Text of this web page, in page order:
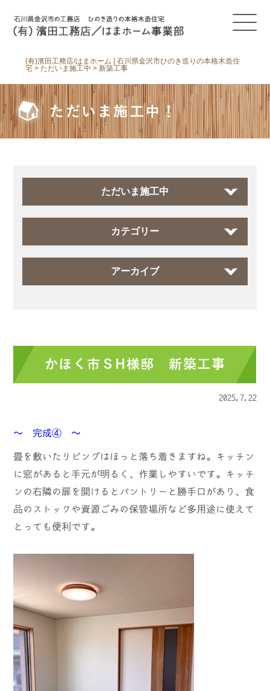
(有)濱田工務店/はまホーム | 石川県金沢市ひのき造りの本格木造住
宅 >ただいま施工中 > 新築工事
ただいま施工中！
ただいま施工中
カテゴリー
アーカイブ
かほく市ＳH様邸 新築工事
2025.7.22
～ 完成④ ～
畳を敷いたリビングはほっと落ち着きますね。キッチン
に窓があると手元が明るく、作業しやすいです。キッチ
ンの右隣の扉を開けるとパントリーと勝手口があり、食
品のストックや資源ごみの保管場所など多用途に使えて
とっても便利です。